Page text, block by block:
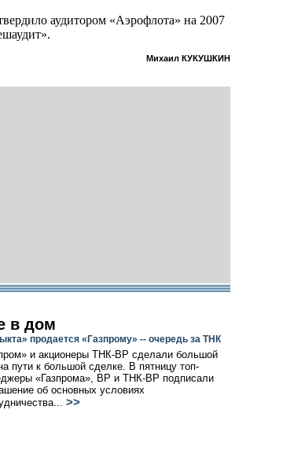
аудитором «Аэрофлота» на 2007
Михаил КУКУШКИН
в дом
продается «Газпрому» -- очередь за ТНК
и акционеры ТНК-ВР сделали большой
пути к большой сделке. В пятницу топ-
«Газпрома», ВР и ТНК-ВР подписали
об основных условиях
>>